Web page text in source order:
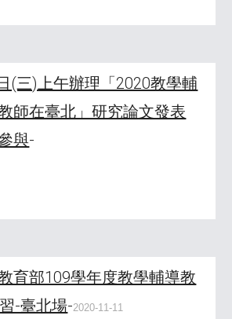
(三)上午辦理「2020教學輔
師在臺北」研究論文發表
與-
育部109學年度教學輔導教
-臺北場-2020-11-11